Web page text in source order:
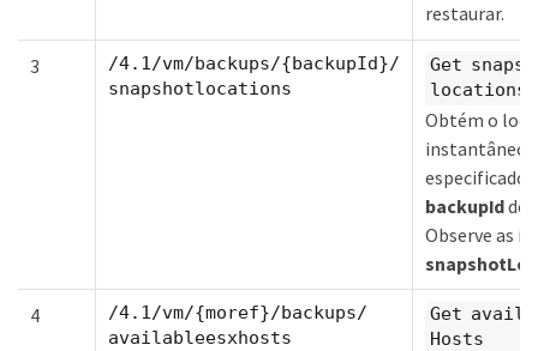
restaurar.
3
/4.1/vm/backups/{backupId}/
snapshotlocations
Get
locations
Obtém o
instantâneo
especificado.
backupIddo
Observe as
4
/4.1/vm/{moref}/backups/
availableesxhosts
Get
Hosts